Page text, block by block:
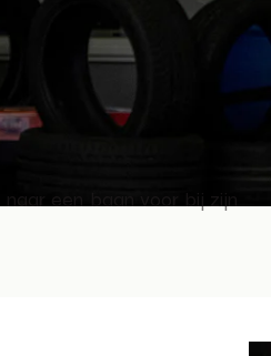
een baan voor bij zijn